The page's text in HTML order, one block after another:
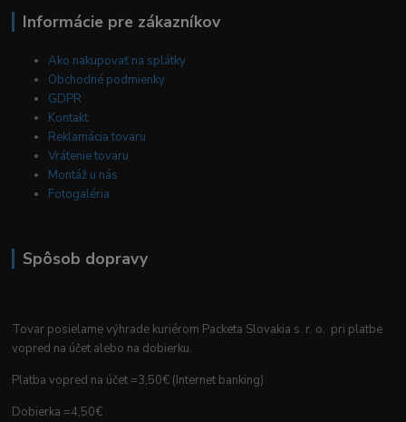
Informácie pre zákazníkov
Ako nakupovať na splátky
Obchodné podmienky
GDPR
Kontakt
Reklamácia tovaru
Vrátenie tovaru
Montáž u nás
Fotogaléria
Spôsob dopravy
Tovar posielame výhrade kuriérom Packeta Slovakia s. r. o. pri platbe
vopred na účet alebo na dobierku.
Platba vopred na účet =3,50€ (Internet banking)
Dobierka =4,50€